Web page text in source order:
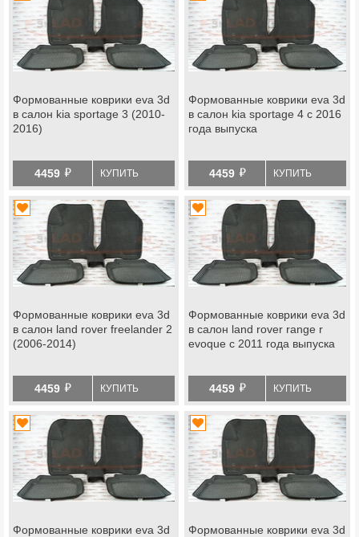
Формованные коврики eva 3d
в салон kia sportage 3 (2010-
2016)
4459 й КУПИТЬ
Формованные коврики eva 3d
в салон kia sportage 4 с 2016
года выпуска
4459 й КУПИТЬ
Формованные коврики eva 3d
в салон land rover freelander 2
(2006-2014)
4459 й КУПИТЬ
Формованные коврики eva 3d
в салон land rover range r
evoque с 2011 года выпуска
4459 й КУПИТЬ
Формованные коврики eva 3d
Формованные коврики eva 3d